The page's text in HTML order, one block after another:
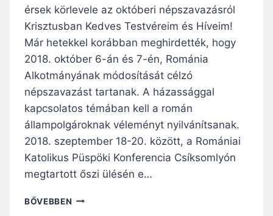
érsek körlevele az októberi népszavazásról
Krisztusban Kedves Testvéreim és Híveim!
Már hetekkel korábban meghirdették, hogy
2018. október 6-án és 7-én, Románia
Alkotmányának módosítását célzó
népszavazást tartanak. A házassággal
kapcsolatos témában kell a román
állampolgároknak véleményt nyilvánítsanak.
2018. szeptember 18-20. között, a Romániai
Katolikus Püspöki Konferencia Csíksomlyón
megtartott őszi ülésén e…
BŐVEBBEN JAKUBINYI